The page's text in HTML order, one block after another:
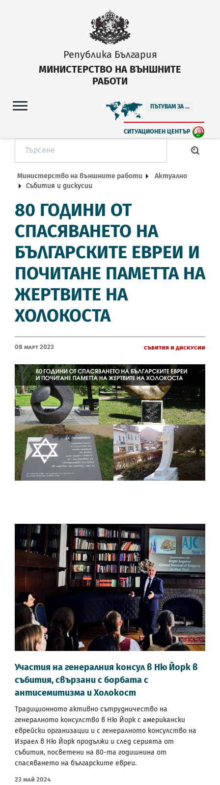
Република България
МИНИСТЕРСТВО НА ВЪНШНИТЕ
РАБОТИ
ПЪТУВАМ ЗА ...
СИТУАЦИОНЕН ЦЕНТЪР
Министерство на външните работи
Актуално
Събития и дискусии
80 ГОДИНИ ОТ
СПАСЯВАНЕТО НА
БЪЛГАРСКИТЕ ЕВРЕИ И
ПОЧИТАНЕ ПАМЕТТА НА
ЖЕРТВИТЕ НА
ХОЛОКОСТА
08 Март 2023 Събития и дискусии
Участия на генералния консул в Ню Йорк в
събития, свързани с борбата с
антисемитизма и Холокост
Традиционното активно сътрудничество на
генералното консулство в Ню Йорк с американски
еврейски организации и с генералното консулство на
Израел в Ню Йорк продължи и след серията от
събития, посветени на 80-та годишнина от
спасяването на българските евреи.
23 Май 2024